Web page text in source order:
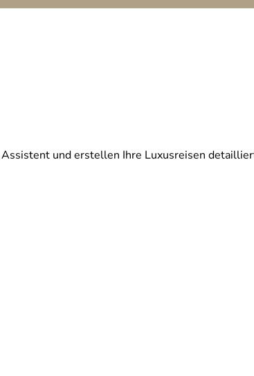
und erstellen Ihre Luxusreisen